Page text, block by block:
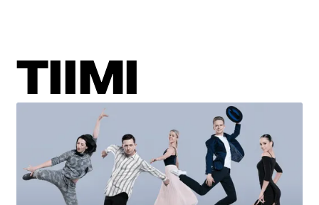
TIIMI